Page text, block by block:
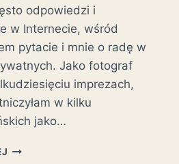
odpowiedzi i
w Internecie, wśród
pytacie i mnie o radę w
Jako fotograf
imprezach,
w kilku
jako…
WIECZÓR